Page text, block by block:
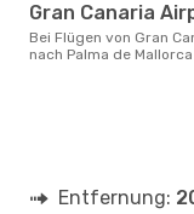
Gran Canaria
Bei Flügen von Gran Canaria
nach Palma de Mallorca
Entfernung: